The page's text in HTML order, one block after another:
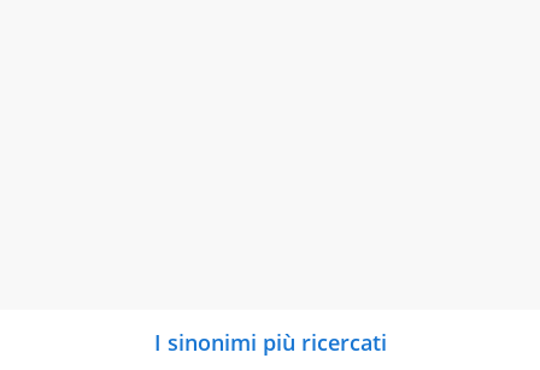
I sinonimi più ricercati